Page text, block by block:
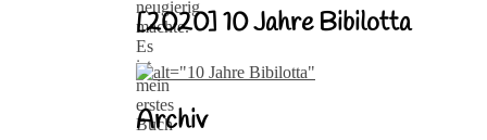
neugierig
machte.
Es
ist
mein
erstes
Buch
[2020] 10 Jahre Bibilotta
Archiv